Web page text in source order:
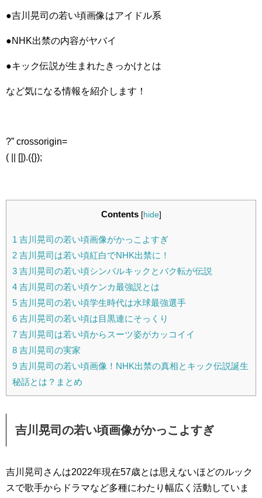
●吉川晃司の若い頃画像はアイドル系
●NHK出禁の内容がヤバイ
●キック伝説が生まれたきっかけとは
など気になる情報を紹介します！
?” crossorigin=
( || []).({});
Contents [hide]
1 吉川晃司の若い頃画像がかっこよすぎ
2 吉川晃司は若い頃紅白でNHK出禁に！
3 吉川晃司の若い頃シンバルキックとバク転が伝説
4 吉川晃司の若い頃ケンカ最強説とは
5 吉川晃司の若い頃学生時代は水球最強選手
6 吉川晃司の若い頃は目黒連にそっくり
7 吉川晃司は若い頃からスーツ姿がカッコイイ
8 吉川晃司の実家
9 吉川晃司の若い頃画像！NHK出禁の真相とキック伝説誕生
秘話とは？まとめ
吉川晃司の若い頃画像がかっこよすぎ
吉川晃司さんは2022年現在57歳とは思えないほどのルック
スで歌手からドラマなど多種にわたり幅広く活動していま